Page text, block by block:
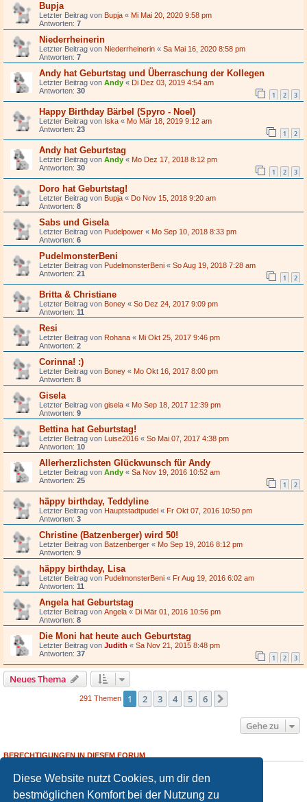
Diese Website nutzt Cookies, um dir den
bestmöglichen Komfort bei der Nutzung zu
Bupja
Letzter Beitrag von Bupja « Mi Mai 20, 2020 9:58 pm
Antworten: 7
Niederrheinerin
Letzter Beitrag von Niederrheinerin « Sa Mai 16, 2020 8:58 pm
Antworten: 7
Andy hat Geburtstag und Überraschung der Kollegen
Letzter Beitrag von Andy « Di Dez 03, 2019 4:54 am
Antworten: 30 1 2 3
Happy Birthday Bärbel (Spyro - Noel)
Letzter Beitrag von Iska « Mo Mär 18, 2019 9:12 am
Antworten: 23 1 2
Andy hat Geburtstag
Letzter Beitrag von Andy « Mo Dez 17, 2018 8:12 pm
Antworten: 30 1 2 3
Doro hat Geburtstag!
Letzter Beitrag von Bupja « Do Nov 15, 2018 9:20 am
Antworten: 8
Sabs und Gisela
Letzter Beitrag von Pudelpower « Mo Sep 10, 2018 8:33 pm
Antworten: 6
PudelmonsterBeni
Letzter Beitrag von PudelmonsterBeni « So Aug 19, 2018 7:28 am
Antworten: 21 1 2
Britta & Christiane
Letzter Beitrag von Boney « So Dez 24, 2017 9:09 pm
Antworten: 11
Resi
Letzter Beitrag von Rohana « Mi Okt 25, 2017 9:46 pm
Antworten: 2
Corinna! :)
Letzter Beitrag von Boney « Mo Okt 16, 2017 8:00 pm
Antworten: 8
Gisela
Letzter Beitrag von gisela « Mo Sep 18, 2017 12:39 pm
Antworten: 9
Bettina hat Geburtstag!
Letzter Beitrag von Luise2016 « So Mai 07, 2017 4:38 pm
Antworten: 10
Allerherzlichsten Glückwunsch für Andy
Letzter Beitrag von Andy « Sa Nov 19, 2016 10:52 am
Antworten: 25 1 2
häppy birthday, Teddyline
Letzter Beitrag von Hauptstadtpudel « Fr Okt 07, 2016 10:50 pm
Antworten: 3
Christine (Batzenberger) wird 50!
Letzter Beitrag von Batzenberger « Mo Sep 19, 2016 8:12 pm
Antworten: 9
häppy birthday, Lisa
Letzter Beitrag von PudelmonsterBeni « Fr Aug 19, 2016 6:02 am
Antworten: 11
Angela hat Geburtstag
Letzter Beitrag von Angela « Di Mär 01, 2016 10:56 pm
Antworten: 8
Die Moni hat heute auch Geburtstag
Letzter Beitrag von Judith « Sa Nov 21, 2015 8:48 pm
Antworten: 37 1 2 3
Neues Thema
291 Themen 1 2 3 4 5 6
Gehe zu
BERECHTIGUNGEN IN DIESEM FORUM
Du darfstkeineAntworten zu Themen in diesem Forum erstellen.
Du darfst deine Beiträge in diesem Forum nicht löschen.